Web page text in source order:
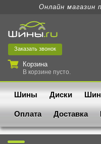
Онлайн магазин
Заказать звонок
Корзина
В корзине пусто.
Шины Диски
Оплата Доставка